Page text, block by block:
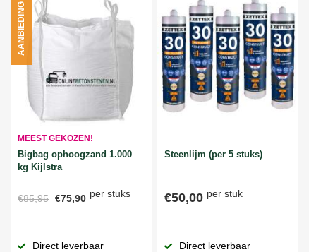
MEEST GEKOZEN!
Bigbag ophoogzand 1.000
kg Kijlstra
€85,95 €75,90 per stuks
AANBIEDING
Direct leverbaar
Steenlijm (per 5 stuks)
€50,00 per stuk
Direct leverbaar